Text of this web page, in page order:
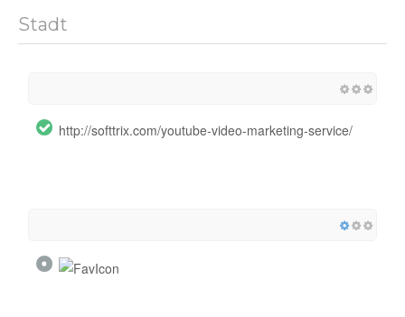
Stadt
http://softtrix.com/youtube-video-marketing-service/